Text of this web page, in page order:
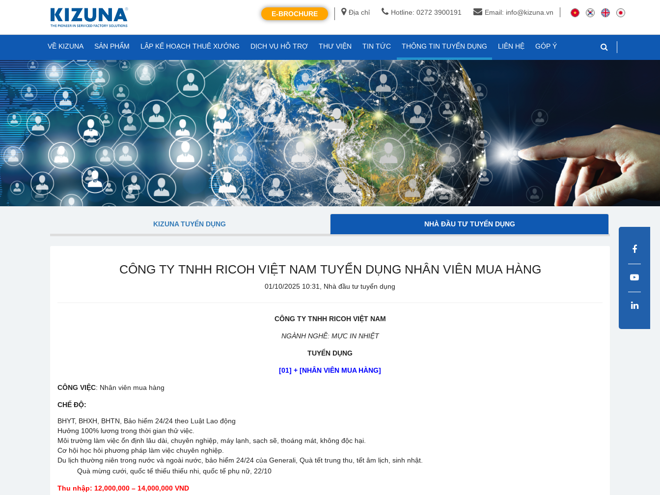
Địa chỉ Hotline: 0272 3900191 Email: info@kizuna.vn
E-BROCHURE
VỀ KIZUNA SẢN PHẨM LẬP KẾ HOẠCH THUÊ XƯỞNG DỊCH VỤ HỖ TRỢ THƯ VIỆN TIN TỨC THÔNG TIN TUYỂN DỤNG LIÊN HỆ GÓP Ý
KIZUNA TUYỂN DỤNG NHÀ ĐẦU TƯ TUYỂN DỤNG
CÔNG TY TNHH RICOH VIỆT NAM TUYỂN DỤNG NHÂN VIÊN MUA HÀNG
01/10/2025 10:31, Nhà đầu tư tuyển dụng
CÔNG TY TNHH RICOH VIỆT NAM
NGÀNH NGHỀ: MỰC IN NHIỆT
TUYỂN DỤNG
[01] + [NHÂN VIÊN MUA HÀNG]
CÔNG VIỆC: Nhân viên mua hàng
CHẾ ĐỘ:
BHYT, BHXH, BHTN, Bảo hiểm 24/24 theo Luật Lao động
Hưởng 100% lương trong thời gian thử việc.
Môi trường làm việc ổn định lâu dài, chuyên nghiệp, máy lạnh, sạch sẽ, thoáng mát, không độc hại.
Cơ hội học hỏi phương pháp làm việc chuyên nghiệp.
Du lịch thường niên trong nước và ngoài nước, bảo hiểm 24/24 của Generali, Quà tết trung thu, tết âm lịch, sinh nhật.
Quà mừng cưới, quốc tế thiếu thiếu nhi, quốc tế phụ nữ, 22/10
Thu nhập: 12,000,000 – 14,000,000 VND